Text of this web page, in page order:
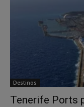
Destinos
Tenerife Ports